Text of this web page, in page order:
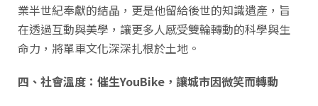
業半世紀奉獻的結晶，更是他留給後世的知識遺產，旨
在透過互動與美學，讓更多人感受雙輪轉動的科學與生
命力，將單車文化深深扎根於土地。
四、社會溫度：催生YouBike ，讓城市因微笑而轉動